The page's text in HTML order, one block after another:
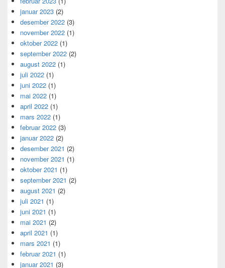
januar 2023 (2)
desember 2022 (3)
november 2022 (1)
oktober 2022 (1)
september 2022 (2)
august 2022 (1)
juli 2022 (1)
juni 2022 (1)
mai 2022 (1)
april 2022 (1)
mars 2022 (1)
februar 2022 (3)
januar 2022 (2)
desember 2021 (2)
november 2021 (1)
oktober 2021 (1)
september 2021 (2)
august 2021 (2)
juli 2021 (1)
juni 2021 (1)
mai 2021 (2)
april 2021 (1)
mars 2021 (1)
februar 2021 (1)
januar 2021 (3)